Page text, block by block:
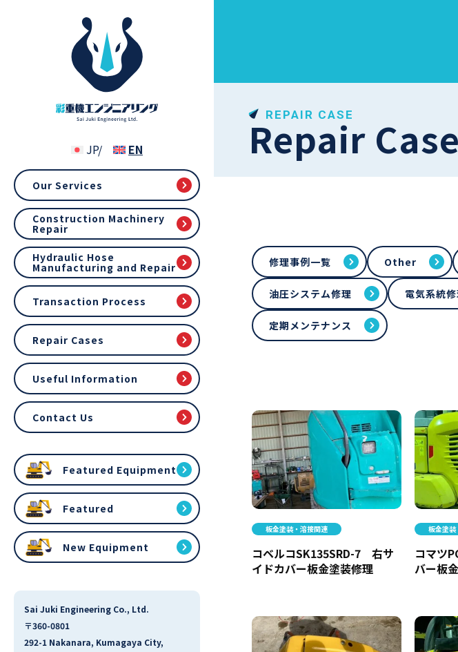
Our Services
Construction Machinery
Repair
Hydraulic Hose
Manufacturing and Repair
Transaction Process
Repair Cases
Useful Information
Contact Us
Featured Equipment
Featured
New Equipment
Sai Juki Engineering Co., Ltd.
〒360-0801
292-1 Nakanara, Kumagaya City,
REPAIR CASE
Repair
修理事例一覧 Other
油圧システム修理 電気系統
定期メンテナンス
板金塗装・溶接関連
コベルコSK135SRD-7 右サ
イドカバー板金塗装修理
板金塗装
コマツ
バー板